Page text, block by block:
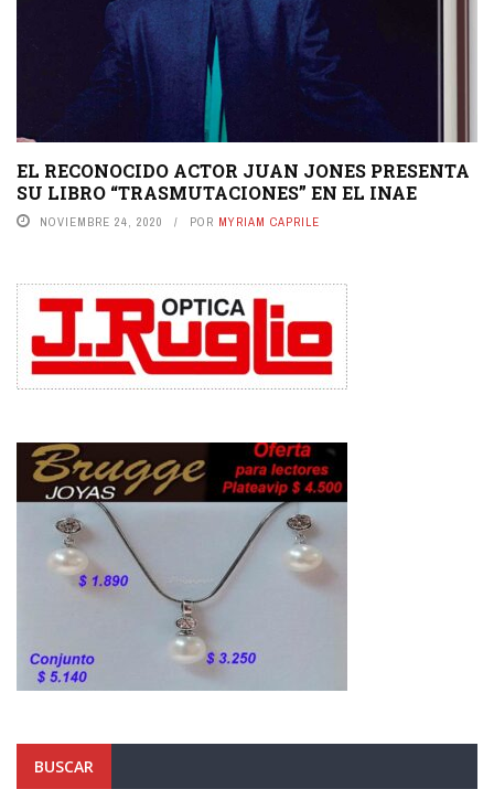
EL RECONOCIDO ACTOR JUAN JONES PRESENTA
SU LIBRO “TRASMUTACIONES” EN EL INAE
NOVIEMBRE 24, 2020 POR MYRIAM CAPRILE
BUSCAR